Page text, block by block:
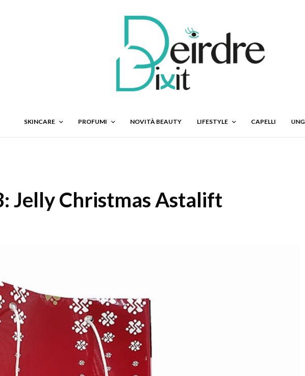
SKINCARE PROFUMI NOVITÀ BEAUTY LIFESTYLE CAPELLI
Jelly Christmas Astalift